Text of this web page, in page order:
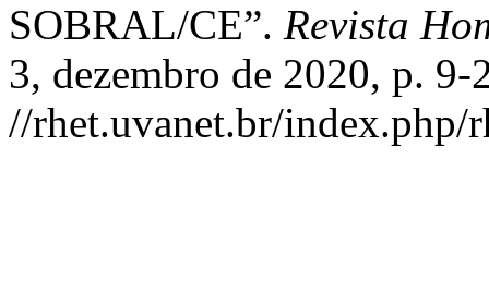
SOBRAL/CE”. Revista
3, dezembro de 2020, p. 9-
//rhet.uvanet.br/index.php/